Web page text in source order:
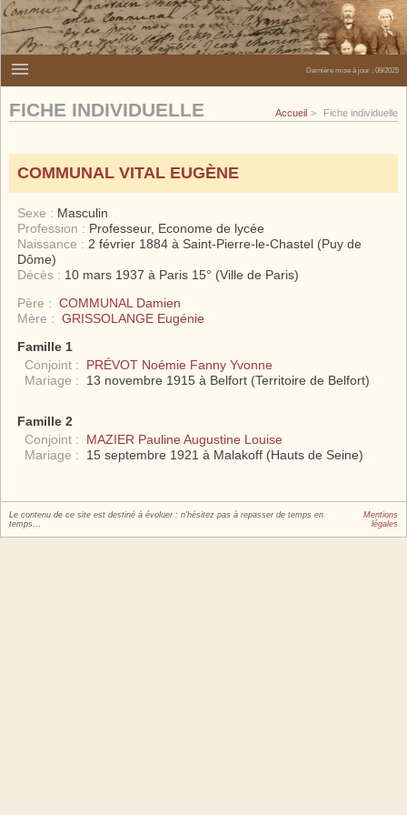
Dernière mise à jour : 09/2025
FICHE INDIVIDUELLE Accueil Fiche individuelle
COMMUNAL VITAL EUGÈNE
Sexe : Masculin
Profession : Professeur, Econome de lycée
Naissance : 2 février 1884 à Saint-Pierre-le-Chastel (Puy de
Dôme)
Décès : 10 mars 1937 à Paris 15° (Ville de Paris)
Père : COMMUNAL Damien
Mère : GRISSOLANGE Eugénie
Famille 1
Conjoint :
PRÉVOT Noémie Fanny Yvonne
Mariage :
13 novembre 1915 à Belfort (Territoire de Belfort)
Famille 2
Conjoint :
MAZIER Pauline Augustine Louise
Mariage :
15 septembre 1921 à Malakoff (Hauts de Seine)
Le contenu de ce site est destiné à évoluer : n'hésitez pas à repasser de temps en
temps…
Mentions
légales